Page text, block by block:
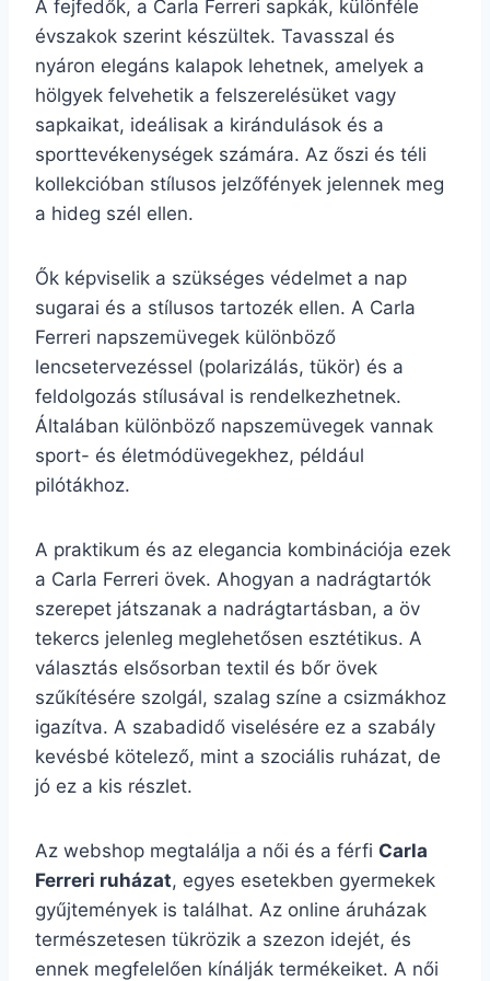
A fejfedők, a Carla Ferreri sapkák, különféle
évszakok szerint készültek. Tavasszal és
nyáron elegáns kalapok lehetnek, amelyek a
hölgyek felvehetik a felszerelésüket vagy
sapkaikat, ideálisak a kirándulások és a
sporttevékenységek számára. Az őszi és téli
kollekcióban stílusos jelzőfények jelennek meg
a hideg szél ellen.
Ők képviselik a szükséges védelmet a nap
sugarai és a stílusos tartozék ellen. A Carla
Ferreri napszemüvegek különböző
lencsetervezéssel (polarizálás, tükör) és a
feldolgozás stílusával is rendelkezhetnek.
Általában különböző napszemüvegek vannak
sport- és életmódüvegekhez, például
pilótákhoz.
A praktikum és az elegancia kombinációja ezek
a Carla Ferreri övek. Ahogyan a nadrágtartók
szerepet játszanak a nadrágtartásban, a öv
tekercs jelenleg meglehetősen esztétikus. A
választás elsősorban textil és bőr övek
szűkítésére szolgál, szalag színe a csizmákhoz
igazítva. A szabadidő viselésére ez a szabály
kevésbé kötelező, mint a szociális ruházat, de
jó ez a kis részlet.
Az webshop megtalálja a női és a férfi Carla
Ferreri ruházat, egyes esetekben gyermekek
gyűjtemények is találhat. Az online áruházak
természetesen tükrözik a szezon idejét, és
ennek megfelelően kínálják termékeiket. A női